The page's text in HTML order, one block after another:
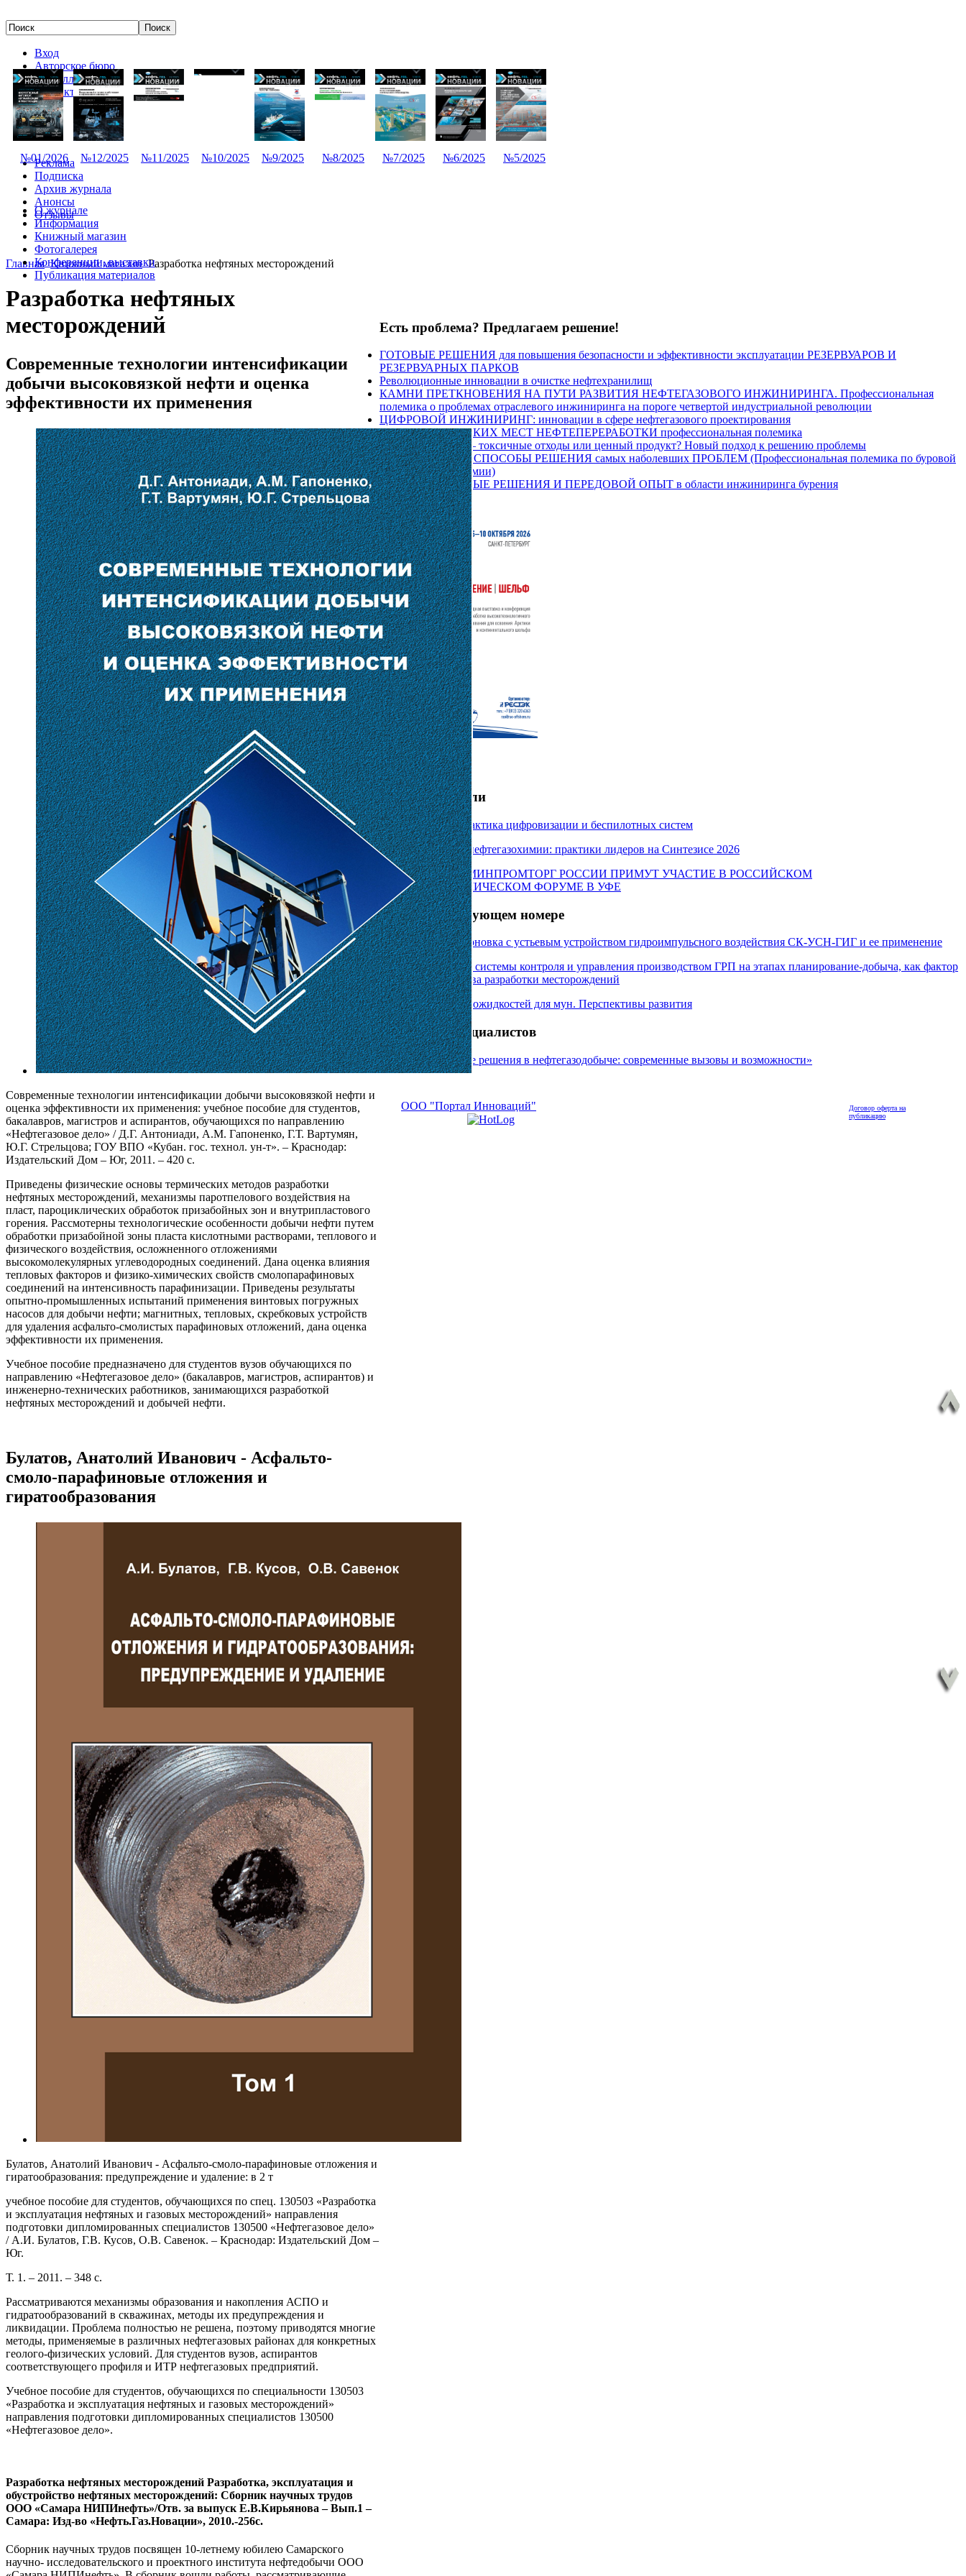
Вход
Авторское бюро
Редколлегия
Контакты
№01/2026 №12/2025 №11/2025 №10/2025 №9/2025 №8/2025 №7/2025 №6/2025 №5/2025
Реклама
Подписка
Архив журнала
Анонсы
Отзывы
О журнале
Информация
Книжный магазин
Фотогалерея
Конференции, выставки
Публикация материалов
Главная Книжный магазин Разработка нефтяных месторождений
Разработка нефтяных
месторождений
Современные технологии интенсификации
добычи высоковязкой нефти и оценка
эффективности их применения
Современные технологии интенсификации добычи высоковязкой нефти и
оценка эффективности их применения: учебное пособие для студентов,
бакалавров, магистров и аспирантов, обучающихся по направлению
«Нефтегазовое дело» / Д.Г. Антониади, А.М. Гапоненко, Г.Т. Вартумян,
Ю.Г. Стрельцова; ГОУ ВПО «Кубан. гос. технол. ун-т». – Краснодар:
Издательский Дом – Юг, 2011. – 420 с.
Приведены физические основы термических методов разработки
нефтяных месторождений, механизмы паротпелового воздействия на
пласт, пароциклических обработок призабойных зон и внутрипластового
горения. Рассмотерны технологические особенности добычи нефти путем
обработки призабойной зоны пласта кислотными растворами, теплового и
физического воздействия, осложненного отложениями
высокомолекулярных углеводородных соединений. Дана оценка влияния
тепловых факторов и физико-химических свойств смолопарафиновых
соединений на интенсивность парафинизации. Приведены результаты
опытно-промышленных испытаний применения винтовых погружных
насосов для добычи нефти; магнитных, тепловых, скребковых устройств
для удаления асфальто-смолистых парафиновых отложений, дана оценка
эффективности их применения.
Учебное пособие предназначено для студентов вузов обучающихся по
направлению «Нефтегазовое дело» (бакалавров, магистров, аспирантов) и
инженерно-технических работников, занимающихся разработкой
нефтяных месторождений и добычей нефти.
Булатов, Анатолий Иванович - Асфальто-
смоло-парафиновые отложения и
гиратообразования
Булатов, Анатолий Иванович - Асфальто-смоло-парафиновые отложения и
гиратообразования: предупреждение и удаление: в 2 т
учебное пособие для студентов, обучающихся по спец. 130503 «Разработка
и эксплуатация нефтяных и газовых месторождений» направления
подготовки дипломированных специалистов 130500 «Нефтегазовое дело»
/ А.И. Булатов, Г.В. Кусов, О.В. Савенок. – Краснодар: Издательский Дом –
Юг.
Т. 1. – 2011. – 348 с.
Рассматриваются механизмы образования и накопления АСПО и
гидратообразований в скважинах, методы их предупреждения и
ликвидации. Проблема полностью не решена, поэтому приводятся многие
методы, применяемые в различных нефтегазовых районах для конкретных
геолого-физических условий. Для студентов вузов, аспирантов
соответствующего профиля и ИТР нефтегазовых предприятий.
Учебное пособие для студентов, обучающихся по специальности 130503
«Разработка и эксплуатация нефтяных и газовых месторождений»
направления подготовки дипломированных специалистов 130500
«Нефтегазовое дело».
Разработка нефтяных месторождений Разработка, эксплуатация и
обустройство нефтяных месторождений: Сборник научных трудов
ООО «Самара НИПИнефть»/Отв. за выпуск Е.В.Кирьянова – Вып.1 –
Самара: Изд-во «Нефть.Газ.Новации», 2010.-256с.
Сборник научных трудов посвящен 10-летнему юбилею Самарского
научно- исследовательского и проектного института нефтедобычи ООО
Есть проблема? Предлагаем решение!
ГОТОВЫЕ РЕШЕНИЯ для повышения безопасности и эффективности эксплуатации РЕЗЕРВУАРОВ И
РЕЗЕРВУАРНЫХ ПАРКОВ
Революционные инновации в очистке нефтехранилищ
КАМНИ ПРЕТКНОВЕНИЯ НА ПУТИ РАЗВИТИЯ НЕФТЕГАЗОВОГО ИНЖИНИРИНГА. Профессиональная
полемика о проблемах отраслевого инжиниринга на пороге четвертой индустриальной революции
ЦИФРОВОЙ ИНЖИНИРИНГ: инновации в сфере нефтегазового проектирования
«РАСШИВКА» УЗКИХ МЕСТ НЕФТЕПЕРЕРАБОТКИ профессиональная полемика
НЕФТЕШЛАМЫ – токсичные отходы или ценный продукт? Новый подход к решению проблемы
ЭФФЕКТИВНЫЕ СПОСОБЫ РЕШЕНИЯ самых наболевших ПРОБЛЕМ (Профессиональная полемика по буровой
и промысловой химии)
ИННОВАЦИОННЫЕ РЕШЕНИЯ И ПЕРЕДОВОЙ ОПЫТ в области инжиниринга бурения
Новости отрасли
NEFT 4.0 2026: практика цифровизации и беспилотных систем
Цифровой рывок нефтегазохимии: практики лидеров на Синтезисе 2026
МИНЭНЕРГО И МИНПРОМТОРГ РОССИИ ПРИМУТ УЧАСТИЕ В РОССИЙСКОМ
НЕФТЕГАЗОХИМИЧЕСКОМ ФОРУМЕ В УФЕ
Читайте в следующем номере
Скважинная компоновка с устьевым устройством гидроимпульсного воздействия СК-УСН-ГИГ и ее применение
Внедрение единой системы контроля и управления производством ГРП на этапах планирование-добыча, как фактор
повышения качества разработки месторождений
Исследования наножидкостей для мун. Перспективы развития
Вниманию специалистов
«Инжиниринговые решения в нефтегазодобыче: современные вызовы и возможности»
ООО "Портал Инноваций"
Договор оферта на
публикацию